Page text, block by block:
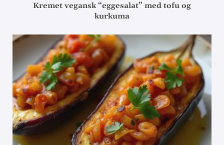
Kremet vegansk “eggesalat” med tofu og
kurkuma